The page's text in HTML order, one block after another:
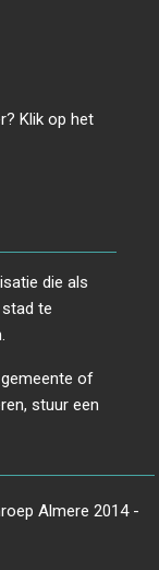
Klik op het
die als
te
of
stuur een
Almere 2014 -